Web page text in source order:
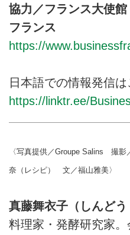
協力／フランス大使
フランス
https://
日本語での情報発信は
https://linktr.ee/
〈写真提供／Groupe Salins 撮
奈（レシピ） 文／福山雅美〉
真藤舞衣子（しんどう
料理家・発酵研究家